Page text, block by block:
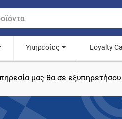
Υπηρεσίες Loyalty
μας θα σε